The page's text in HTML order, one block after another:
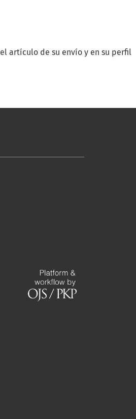
artículo de su envío y en su perfil